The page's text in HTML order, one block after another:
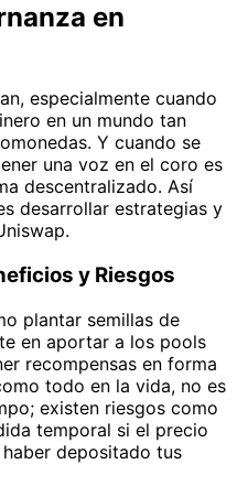
en
especialmente cuando
en un mundo tan
Y cuando se
una voz en el coro es
descentralizado. Así
desarrollar estrategias y
y Riesgos
plantar semillas de
en aportar a los pools
recompensas en forma
todo en la vida, no es
existen riesgos como
temporal si el precio
depositado tus